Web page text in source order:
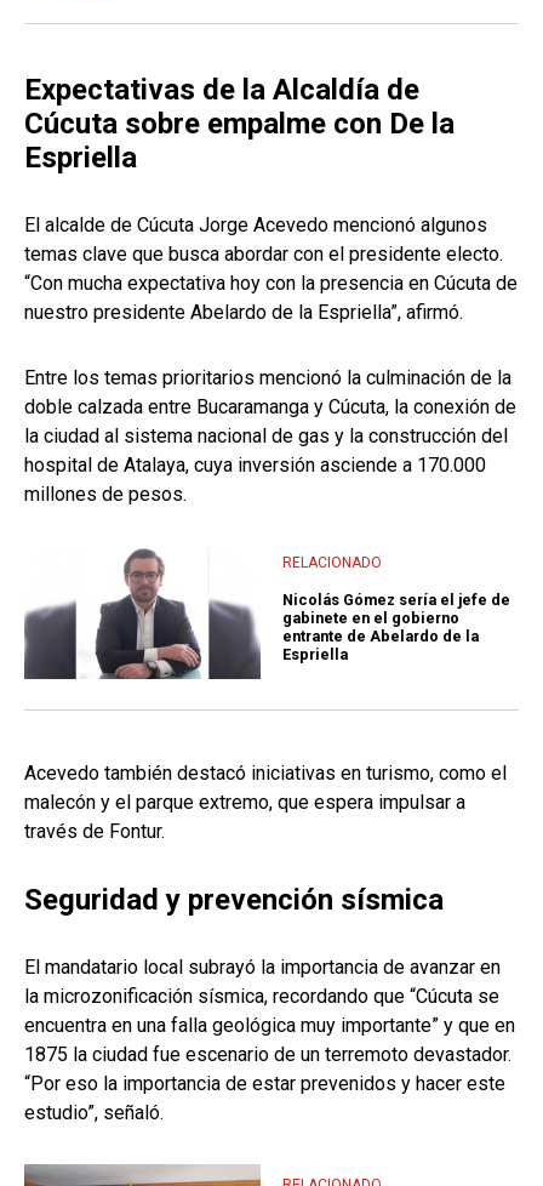
Expectativas de la Alcaldía de
Cúcuta sobre empalme con De la
Espriella
El alcalde de Cúcuta Jorge Acevedo mencionó algunos
temas clave que busca abordar con el presidente electo.
“Con mucha expectativa hoy con la presencia en Cúcuta de
nuestro presidente Abelardo de la Espriella”, afirmó.
Entre los temas prioritarios mencionó la culminación de la
doble calzada entre Bucaramanga y Cúcuta, la conexión de
la ciudad al sistema nacional de gas y la construcción del
hospital de Atalaya, cuya inversión asciende a 170.000
millones de pesos.
RELACIONADO
Nicolás Gómez sería el jefe de
gabinete en el gobierno
entrante de Abelardo de la
Espriella
Acevedo también destacó iniciativas en turismo, como el
malecón y el parque extremo, que espera impulsar a
través de Fontur.
Seguridad y prevención sísmica
El mandatario local subrayó la importancia de avanzar en
la microzonificación sísmica, recordando que “Cúcuta se
encuentra en una falla geológica muy importante” y que en
1875 la ciudad fue escenario de un terremoto devastador.
“Por eso la importancia de estar prevenidos y hacer este
estudio”, señaló.